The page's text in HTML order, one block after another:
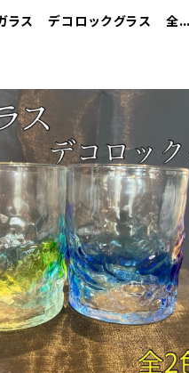
ラス デコロックグラス 全2